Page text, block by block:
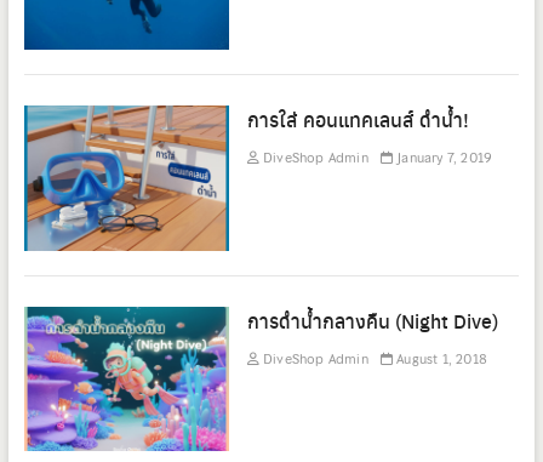
การใส่ คอนแทคเลนส์ ดำน้ำ!
DiveShop Admin January 7, 2019
การดำน้ำกลางคืน (Night Dive)
DiveShop Admin August 1, 2018